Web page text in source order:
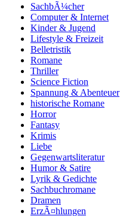
SachbÃ¼cher
Computer & Internet
Kinder & Jugend
Lifestyle & Freizeit
Belletristik
Romane
Thriller
Science Fiction
Spannung & Abenteuer
historische Romane
Horror
Fantasy
Krimis
Liebe
Gegenwartsliteratur
Humor & Satire
Lyrik & Gedichte
Sachbuchromane
Dramen
ErzÃ¤hlungen